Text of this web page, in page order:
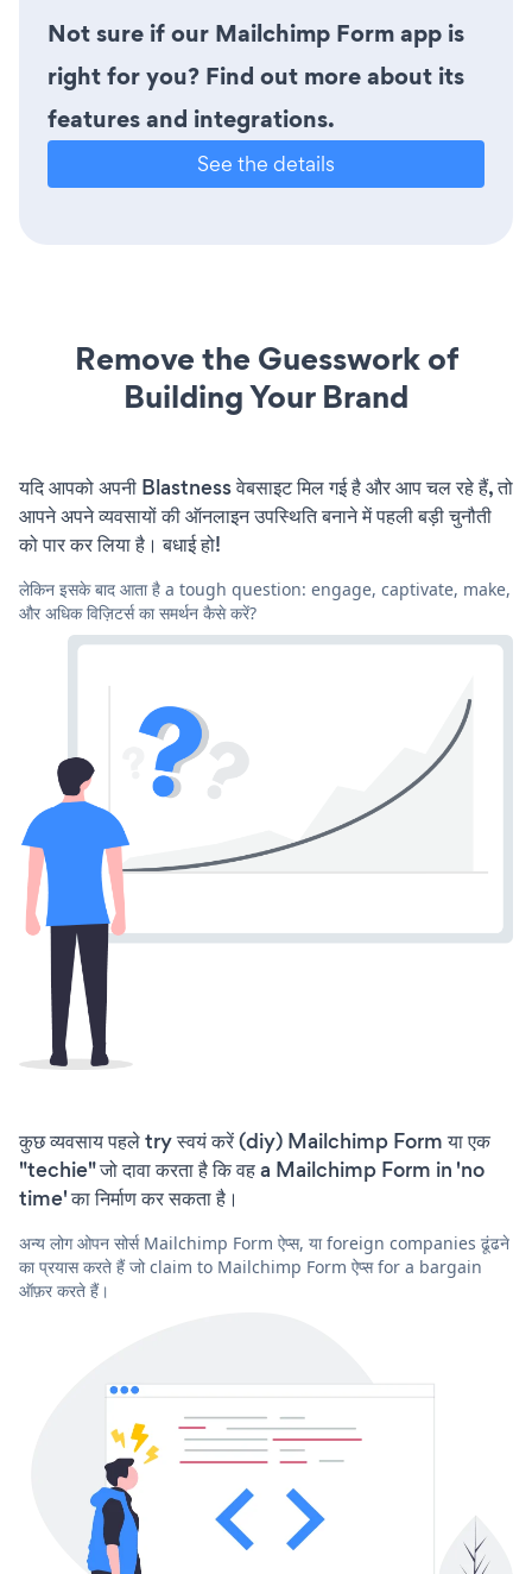
Not sure if our Mailchimp Form app is
right for you? Find out more about its
features and integrations.
See the details
Remove the Guesswork of
Building Your Brand
यदि आपको अपनी Blastness वेबसाइट मिल गई है और आप चल रहे हैं, तो
आपने अपने व्यवसायों की ऑनलाइन उपस्थिति बनाने में पहली बड़ी चुनौती
को पार कर लिया है। बधाई हो!
लेकिन इसके बाद आता है a tough question: engage, captivate, make,
और अधिक विज़िटर्स का समर्थन कैसे करें?
कुछ व्यवसाय पहले try स्वयं करें (diy) Mailchimp Form या एक
"techie" जो दावा करता है कि वह a Mailchimp Form in 'no
time' का निर्माण कर सकता है।
अन्य लोग ओपन सोर्स Mailchimp Form ऐप्स, या foreign companies ढूंढने
का प्रयास करते हैं जो claim to Mailchimp Form ऐप्स for a bargain
ऑफ़र करते हैं।